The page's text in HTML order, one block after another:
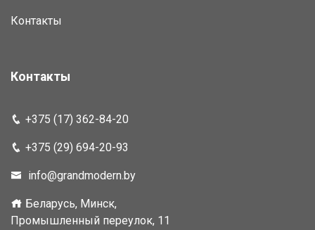
Контакты
Контакты
+375 (17) 362-84-20
+375 (29) 694-20-93
info@grandmodern.by
Беларусь, Минск,
Промышленный переулок, 11